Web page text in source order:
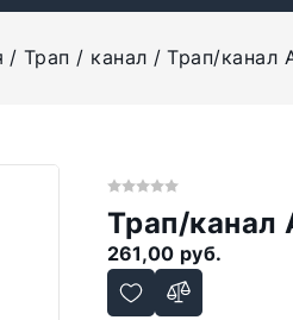
Трап / канал Трап/канал
Трап/канал
261,00 руб.